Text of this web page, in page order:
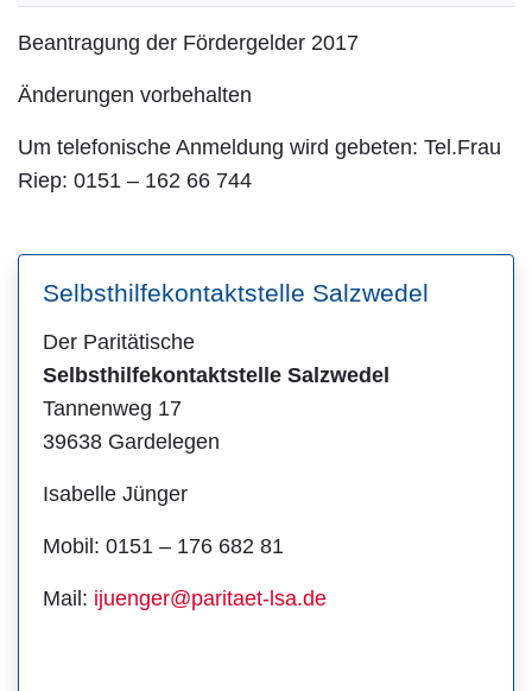
Beantragung der Fördergelder 2017
Änderungen vorbehalten
Um telefonische Anmeldung wird gebeten: Tel.Frau
Riep: 0151 – 162 66 744
Selbsthilfekontaktstelle Salzwedel
Der Paritätische
Selbsthilfekontaktstelle Salzwedel
Tannenweg 17
39638 Gardelegen
Isabelle Jünger
Mobil: 0151 – 176 682 81
Mail: ijuenger@paritaet-lsa.de